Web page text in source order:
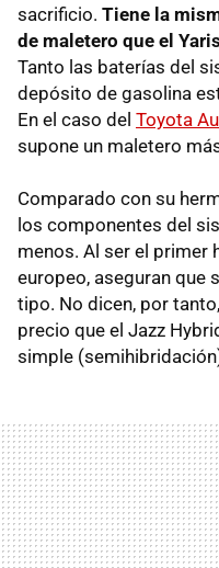
sacrificio. Tiene la
de maletero que el
Tanto las baterías del
depósito de gasolina
En el caso del Toyota
supone un maletero
Comparado con su
los componentes del
menos. Al ser el primer
europeo, aseguran que
tipo. No dicen, por
precio que el Jazz
simple